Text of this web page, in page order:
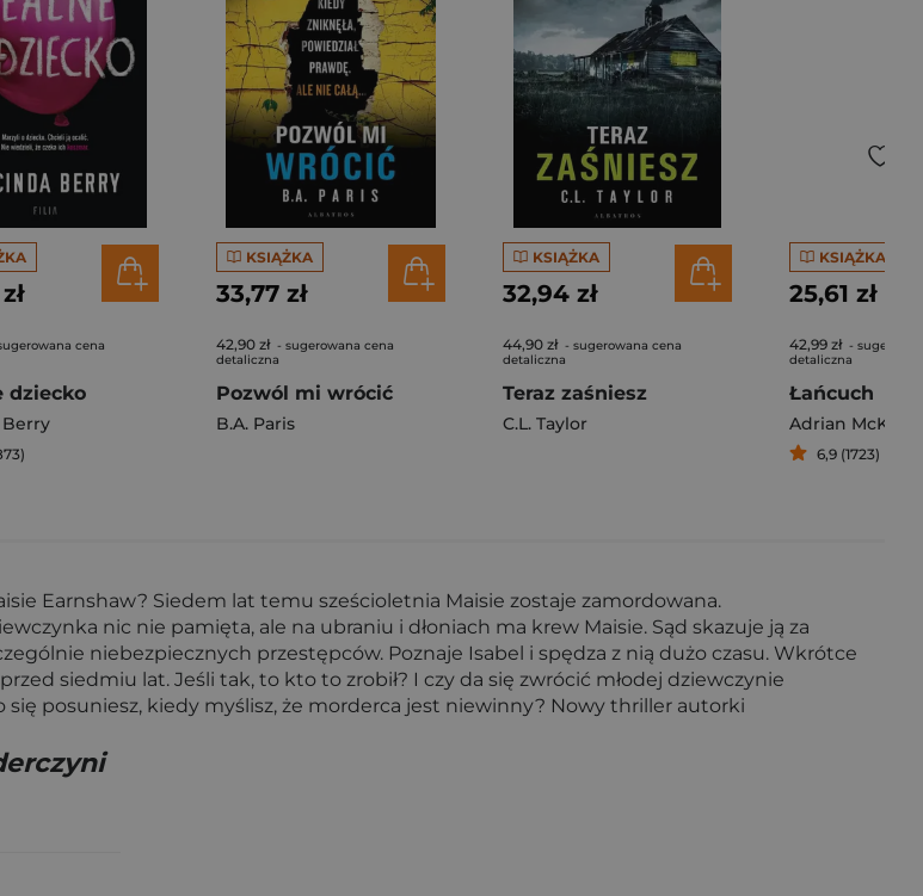
cena
dziecko
KSIĄŻKA
33,77 zł
42,90 zł - sugerowana cena
detaliczna
Pozwól mi wrócić
B.A. Paris
KSIĄŻKA
32,94 zł
44,90 zł - sugerowana cena
detaliczna
Teraz zaśniesz
C.L. Taylor
KSIĄŻKA
25,61 zł
42,99 zł -
detaliczna
Łańcuch
Adrian McKinty
6,9 (1723)
Earnshaw? Siedem lat temu sześcioletnia Maisie zostaje zamordowana.
nic nie pamięta, ale na ubraniu i dłoniach ma krew Maisie. Sąd skazuje ją za
niebezpiecznych przestępców. Poznaje Isabel i spędza z nią dużo czasu. Wkrótce
siedmiu lat. Jeśli tak, to kto to zrobił? I czy da się zwrócić młodej dziewczynie
posuniesz, kiedy myślisz, że morderca jest niewinny? Nowy thriller autorki